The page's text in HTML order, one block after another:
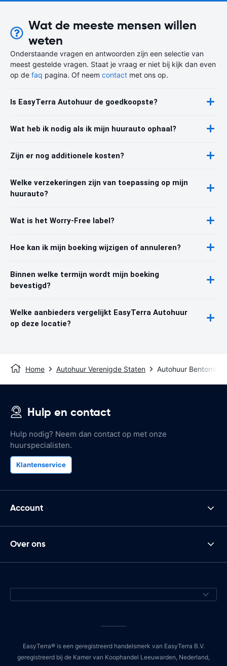
Wat de meeste mensen willen
weten
Onderstaande vragen en antwoorden zijn een selectie van
meest gestelde vragen. Staat je vraag er niet bij kijk dan even
op de faq pagina. Of neem contact met ons op.
Is EasyTerra Autohuur de goedkoopste?
Wat heb ik nodig als ik mijn huurauto ophaal?
Zijn er nog additionele kosten?
Welke verzekeringen zijn van toepassing op mijn
huurauto?
Wat is het Worry-Free label?
Hoe kan ik mijn boeking wijzigen of annuleren?
Binnen welke termijn wordt mijn boeking
bevestigd?
Welke aanbieders vergelijkt EasyTerra Autohuur
op deze locatie?
Home Autohuur Verenigde Staten Autohuur Bentonville
Hulp en contact
Hulp nodig? Neem dan contact op met onze
huurspecialisten.
Klantenservice
Account
Over ons
EasyTerra® is een geregistreerd handelsmerk van EasyTerra B.V.
geregistreerd bij de Kamer van Koophandel Leeuwarden, Nederland,